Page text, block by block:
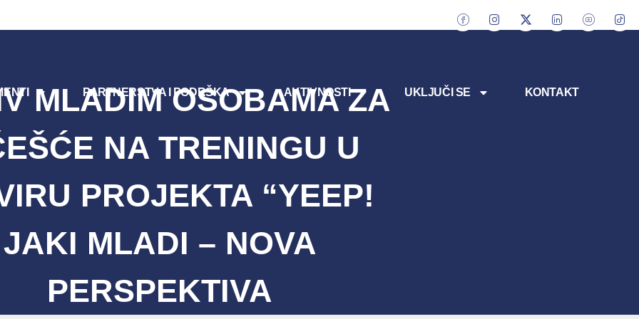
PARTNERSTVA I PODRŠKA AKTIVNOSTI UKLJUČI SE KONTAKT
MLADIM OSOBAMA ZA
NA TRENINGU U
PROJEKTA “YEEP!
JAKI MLADI – NOVA
PERSPEKTIVA